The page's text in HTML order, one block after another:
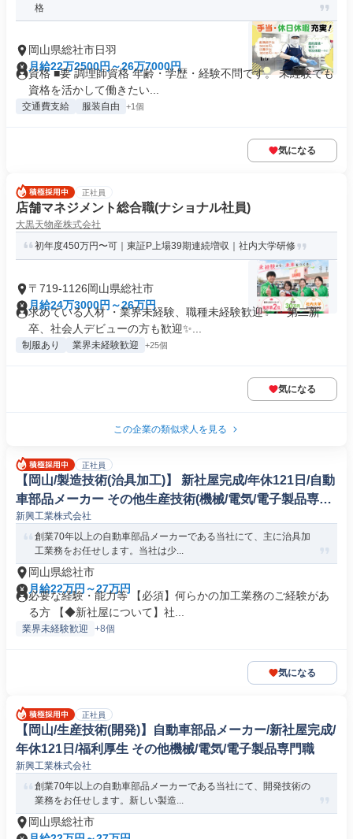
格
岡山県総社市日羽
月給22万2500円～26万7000円
資格 ■要 調理師資格 年齢・学歴・経験不問です。 未経験でも
資格を活かして働きたい...
交通費支給 服装自由 +1個
気になる
正社員
店舗マネジメント総合職(ナショナル社員)
大黒天物産株式会社
初年度450万円〜可｜東証P上場39期連続増収｜社内大学研修
〒719-1126岡山県総社市
月給24万3000円～26万円
求めている人材 ・業界未経験、職種未経験歓迎✨ ・第二新
卒、社会人デビューの方も歓迎✨...
制服あり 業界未経験歓迎 +25個
気になる
この企業の類似求人を見る
正社員
【岡山/製造技術(治具加工)】 新社屋完成/年休121日/自動
車部品メーカー その他生産技術(機械/電気/電子製品専門
職)
新興工業株式会社
創業70年以上の自動車部品メーカーである当社にて、主に治具加
工業務をお任せします。当社は少...
岡山県総社市
月給22万円～27万円
必要な経験・能力等 【必須】何らかの加工業務のご経験があ
る方 【◆新社屋について】社...
業界未経験歓迎 +8個
気になる
正社員
【岡山/生産技術(開発)】自動車部品メーカー/新社屋完成/
年休121日/福利厚生 その他機械/電気/電子製品専門職
新興工業株式会社
創業70年以上の自動車部品メーカーである当社にて、開発技術の
業務をお任せします。新しい製造...
岡山県総社市